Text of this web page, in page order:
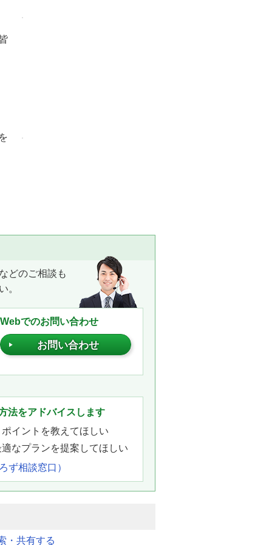
どのご相談も
。
Webでのお問い合わせ
お問い合わせ
法をアドバイスします
イントを教えてほしい
なプランを提案してほしい
ず相談窓口）
・共有する